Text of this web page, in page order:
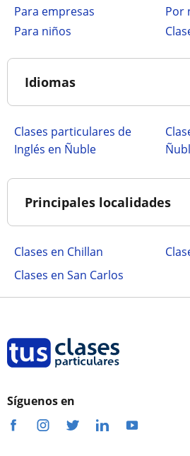
para empresas
para niños
Idiomas
Clases particulares de
Inglés en Ñuble
Principales localidades
Clases en Chillan
Clases en San Carlos
Síguenos en